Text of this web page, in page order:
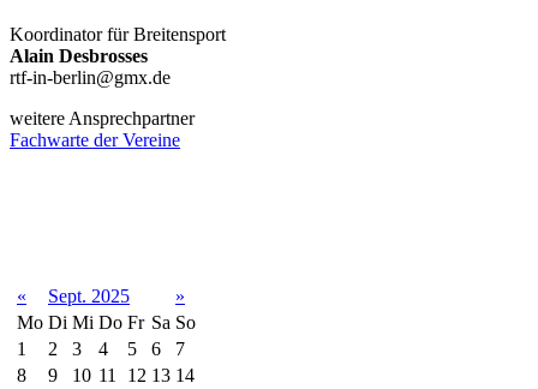
Koordinator für Breitensport
Alain Desbrosses
rtf-in-berlin@gmx.de
weitere Ansprechpartner
Fachwarte der Vereine
« Sept. 2025
»
Mo Di Mi Do Fr Sa So
1
2 3 4 5 6
7
8
9 10 11 12 13 14